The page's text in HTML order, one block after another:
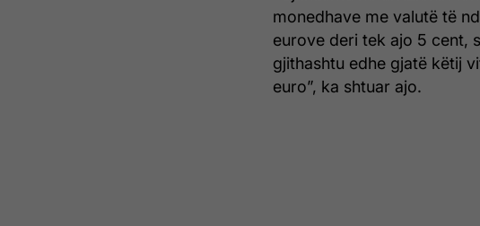
monedhave me valutë të
eurove deri tek ajo 5 cent,
gjithashtu edhe gjatë këtij
euro”, ka shtuar ajo.